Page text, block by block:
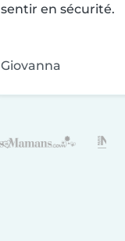
sentir en sécurité.
Giovanna